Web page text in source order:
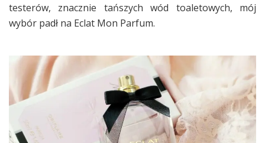
testerów, znacznie tańszych wód toaletowych, mój
wybór padł na Eclat Mon Parfum.